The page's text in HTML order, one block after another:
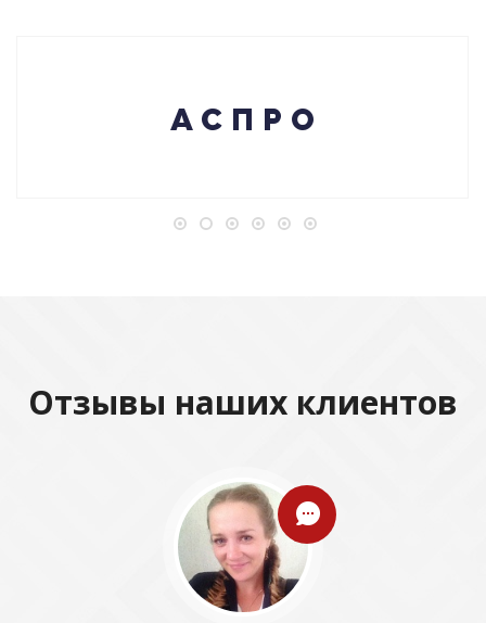
Отзывы наших клиентов